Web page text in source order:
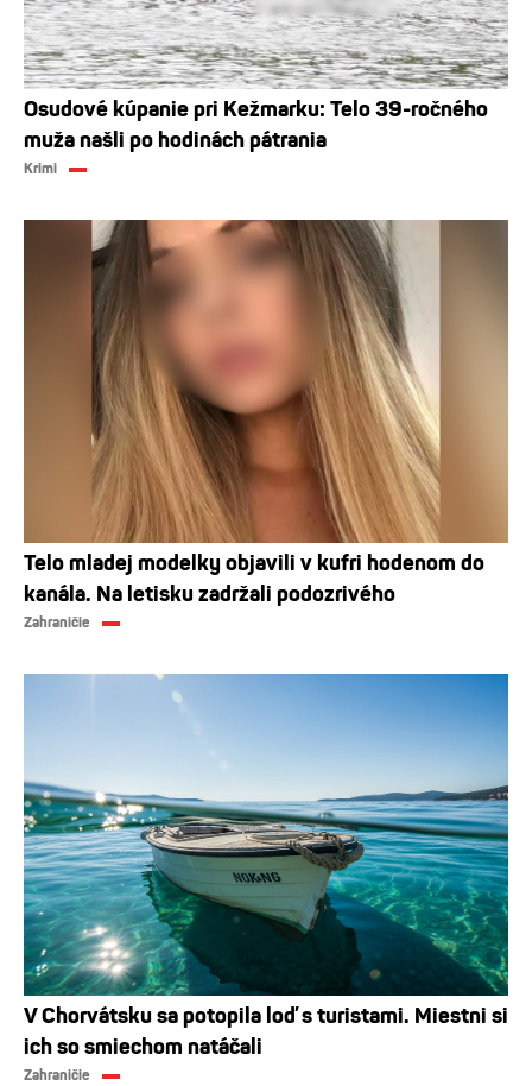
Osudové kúpanie pri Kežmarku: Telo 39-ročného
muža našli po hodinách pátrania
Krimi
Telo mladej modelky objavili v kufri hodenom do
kanála. Na letisku zadržali podozrivého
Zahraničie
V Chorvátsku sa potopila loď s turistami. Miestni si
ich so smiechom natáčali
Zahraničie